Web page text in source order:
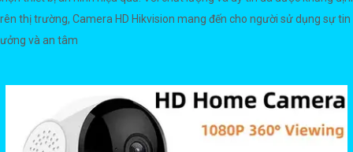
thị trường, Camera HD Hikvision mang đến cho người sử dụng sự tin
và an tâm